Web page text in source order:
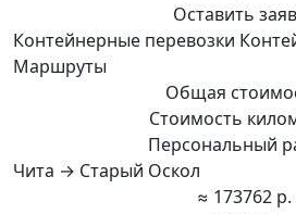
Оставить
Контейнерные перевозки
Маршруты
Общая
Стоимость
Персональный
Чита → Старый Оскол
≈ 173762 р.